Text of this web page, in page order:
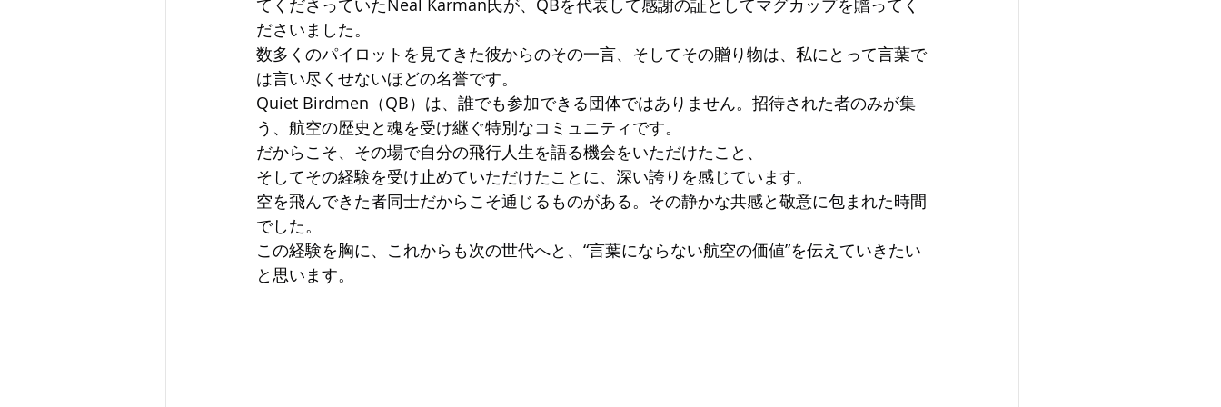
てくださっていたNeal Karman氏が、QBを代表して感謝の証としてマグカップを贈ってく
ださいました。
数多くのパイロットを見てきた彼からのその一言、そしてその贈り物は、私にとって言葉で
は言い尽くせないほどの名誉です。
Quiet Birdmen（QB）は、誰でも参加できる団体ではありません。招待された者のみが集
う、航空の歴史と魂を受け継ぐ特別なコミュニティです。
だからこそ、その場で自分の飛行人生を語る機会をいただけたこと、
そしてその経験を受け止めていただけたことに、深い誇りを感じています。
空を飛んできた者同士だからこそ通じるものがある。その静かな共感と敬意に包まれた時間
でした。
この経験を胸に、これからも次の世代へと、“言葉にならない航空の価値”を伝えていきたい
と思います。